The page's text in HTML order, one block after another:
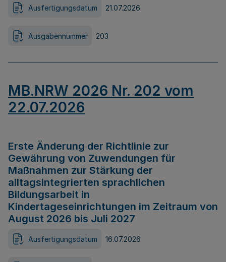
Ausfertigungsdatum 21.07.2026
Ausgabennummer 203
MB.NRW 2026 Nr. 202 vom
22.07.2026
Erste Änderung der Richtlinie zur
Gewährung von Zuwendungen für
Maßnahmen zur Stärkung der
alltagsintegrierten sprachlichen
Bildungsarbeit in
Kindertageseinrichtungen im Zeitraum von
August 2026 bis Juli 2027
Ausfertigungsdatum 16.07.2026